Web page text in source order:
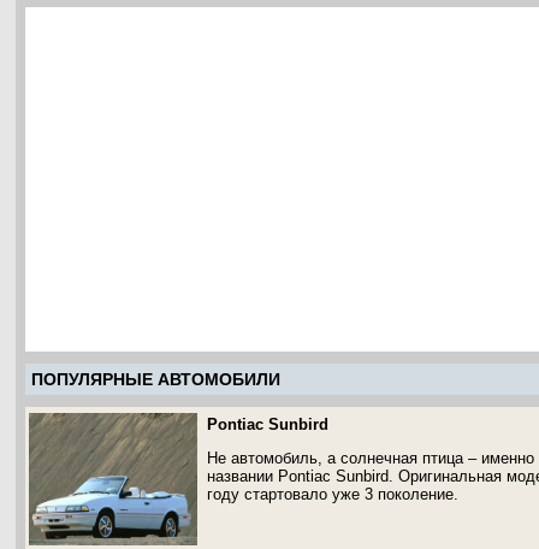
ПОПУЛЯРНЫЕ АВТОМОБИЛИ
Pontiac Sunbird
Не автомобиль, а солнечная птица –
названии Pontiac Sunbird. Оригинальная
году стартовало уже 3 поколение.